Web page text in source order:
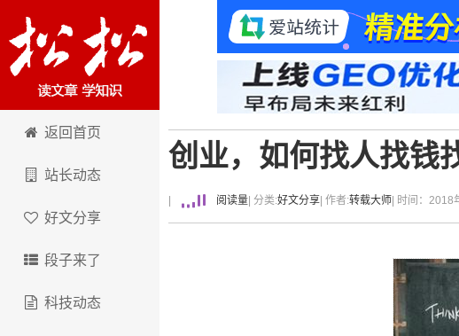
卢松松博客
返回首页
站长动态
好文分享
段子来了
科技动态
创业，如何找人找钱
阅读量 | 分类:好文分享 | 作者:转载大师 | 时间：